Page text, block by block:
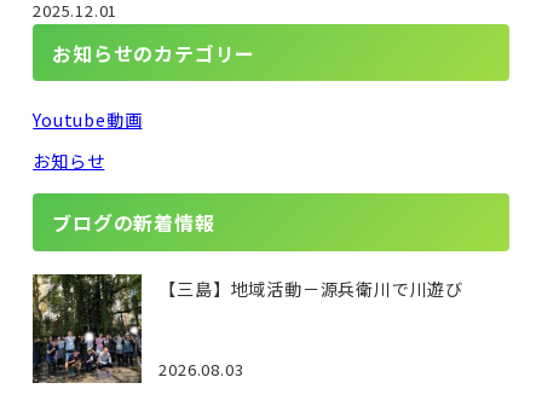
2025.12.01
お知らせのカテゴリー
Youtube動画
お知らせ
ブログの新着情報
【三島】地域活動－源兵衛川で川遊び
2026.08.03